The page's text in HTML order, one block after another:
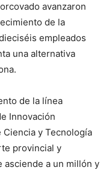
avanzaron
de la
empleados
una alternativa
de la línea
Innovación
y Tecnología
provincial y
asciende a un millón y